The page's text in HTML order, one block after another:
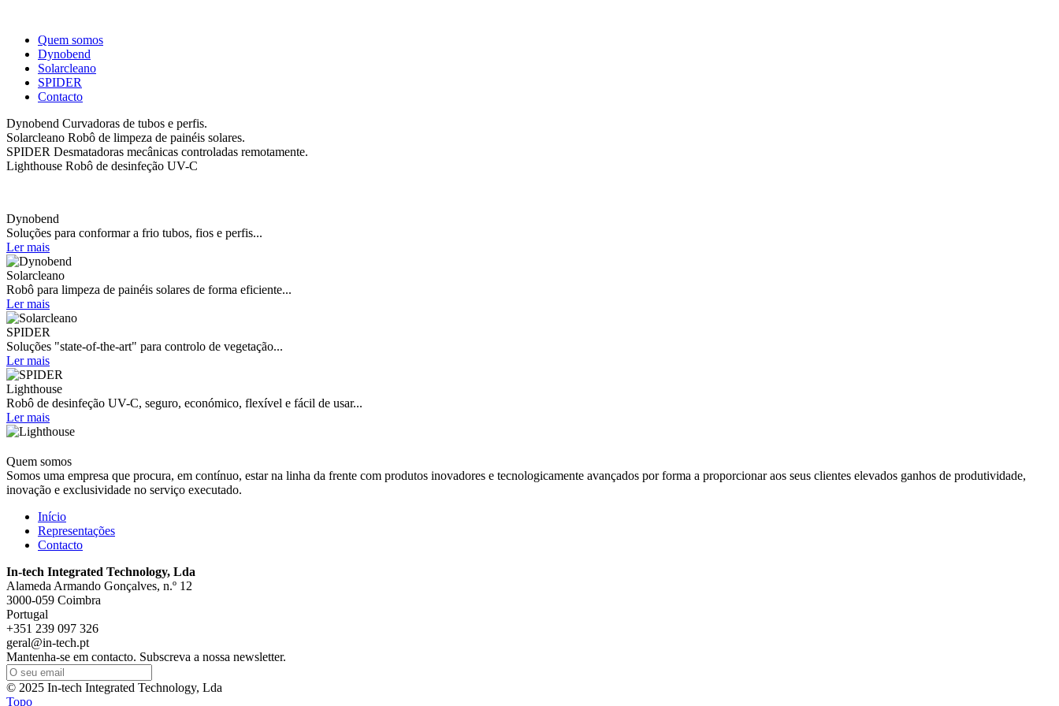
Quem somos
Dynobend
Solarcleano
SPIDER
Contacto
Dynobend Curvadoras de tubos e perfis.
Solarcleano Robô de limpeza de painéis solares.
SPIDER Desmatadoras mecânicas controladas remotamente.
Lighthouse Robô de desinfeção UV-C
Dynobend
Soluções para conformar a frio tubos, fios e perfis...
Ler mais
Solarcleano
Robô para limpeza de painéis solares de forma eficiente...
Ler mais
SPIDER
Soluções "state-of-the-art" para controlo de vegetação...
Ler mais
Lighthouse
Robô de desinfeção UV-C, seguro, económico, flexível e fácil de usar...
Ler mais
Quem somos
Somos uma empresa que procura, em contínuo, estar na linha da frente com produtos inovadores e tecnologicamente avançados por forma a proporcionar aos seus clientes elevados ganhos de produtividade,
inovação e exclusividade no serviço executado.
Início
Representações
Contacto
In-tech Integrated Technology, Lda
Alameda Armando Gonçalves, n.º 12
3000-059 Coimbra
Portugal
+351 239 097 326
geral@in-tech.pt
Mantenha-se em contacto. Subscreva a nossa newsletter.
© 2025 In-tech Integrated Technology, Lda
Topo